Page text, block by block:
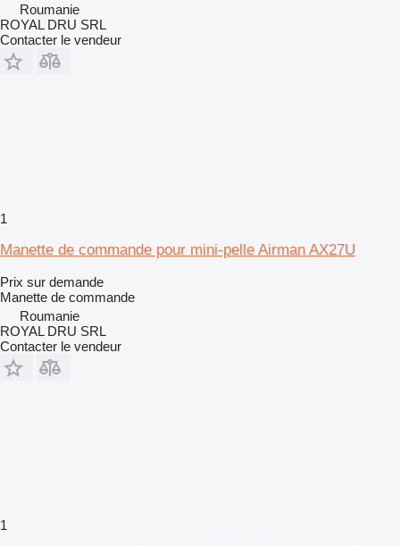
Roumanie
ROYAL DRU SRL
Contacter le vendeur
1
Manette de commande pour mini-pelle Airman AX27U
Prix sur demande
Manette de commande
Roumanie
ROYAL DRU SRL
Contacter le vendeur
1